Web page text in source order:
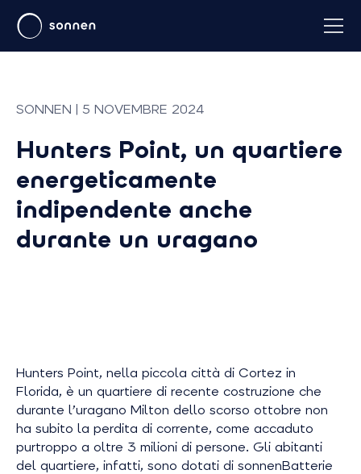
SONNEN | 5 NOVEMBRE 2024
Hunters Point, un quartiere
energeticamente
indipendente anche
durante un uragano
Hunters Point, nella piccola città di Cortez in
Florida, è un quartiere di recente costruzione che
durante l’uragano Milton dello scorso ottobre non
ha subito la perdita di corrente, come accaduto
purtroppo a oltre 3 milioni di persone. Gli abitanti
del quartiere, infatti, sono dotati di sonnenBatterie